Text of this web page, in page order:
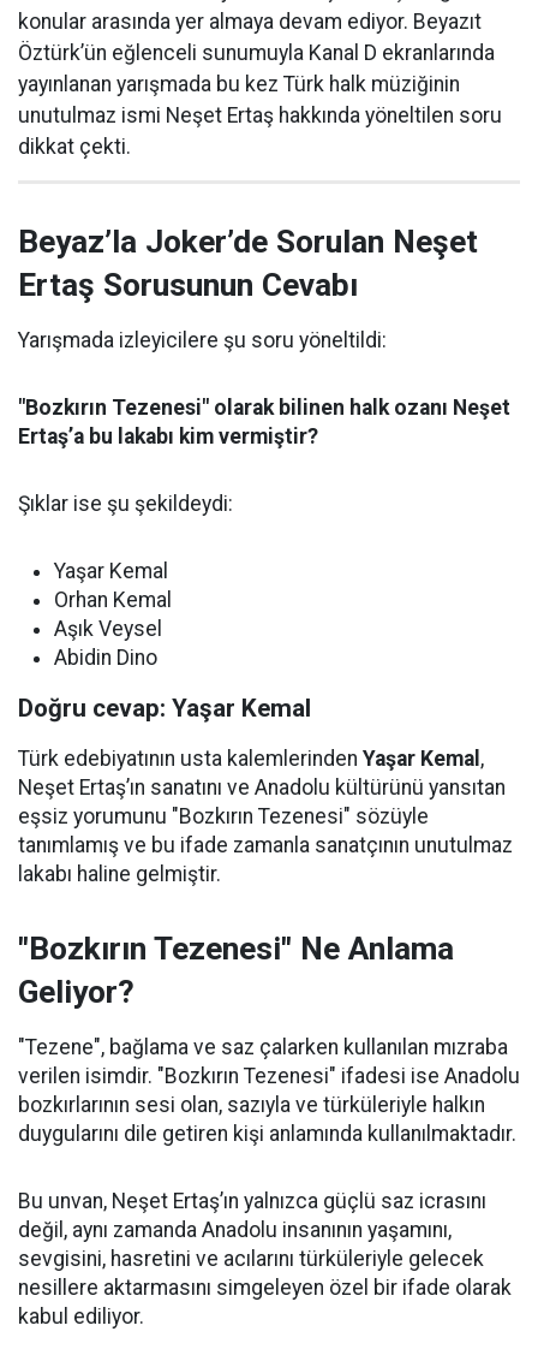
konular arasında yer almaya devam ediyor. Beyazıt
Öztürk’ün eğlenceli sunumuyla Kanal D ekranlarında
yayınlanan yarışmada bu kez Türk halk müziğinin
unutulmaz ismi Neşet Ertaş hakkında yöneltilen soru
dikkat çekti.
Beyaz’la Joker’de Sorulan Neşet
Ertaş Sorusunun Cevabı
Yarışmada izleyicilere şu soru yöneltildi:
"Bozkırın Tezenesi" olarak bilinen halk ozanı Neşet
Ertaş’a bu lakabı kim vermiştir?
Şıklar ise şu şekildeydi:
Yaşar Kemal
Orhan Kemal
Aşık Veysel
Abidin Dino
Doğru cevap: Yaşar Kemal
Türk edebiyatının usta kalemlerinden Yaşar Kemal ,
Neşet Ertaş’ın sanatını ve Anadolu kültürünü yansıtan
eşsiz yorumunu "Bozkırın Tezenesi" sözüyle
tanımlamış ve bu ifade zamanla sanatçının unutulmaz
lakabı haline gelmiştir.
"Bozkırın Tezenesi" Ne Anlama
Geliyor?
"Tezene", bağlama ve saz çalarken kullanılan mızraba
verilen isimdir. "Bozkırın Tezenesi" ifadesi ise Anadolu
bozkırlarının sesi olan, sazıyla ve türküleriyle halkın
duygularını dile getiren kişi anlamında kullanılmaktadır.
Bu unvan, Neşet Ertaş’ın yalnızca güçlü saz icrasını
değil, aynı zamanda Anadolu insanının yaşamını,
sevgisini, hasretini ve acılarını türküleriyle gelecek
nesillere aktarmasını simgeleyen özel bir ifade olarak
kabul ediliyor.